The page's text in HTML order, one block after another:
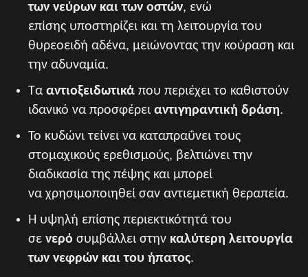
των νεύρων και των οστών, ενώ
επίσης υποστηρίζει και τη λειτουργία του
θυρεοειδή αδένα, μειώνοντας την κούραση και
την αδυναμία.
Τα αντιοξειδωτικά που περιέχει το καθιστούν
ιδανικό να προσφέρει αντιγηραντική δράση.
Το κυδώνι τείνει να καταπραΰνει τους
στομαχικούς ερεθισμούς, βελτιώνει την
διαδικασία της πέψης και μπορεί
να χρησιμοποιηθεί σαν αντιεμετική θεραπεία.
Η υψηλή επίσης περιεκτικότητά του
σε νερό συμβάλλει στην καλύτερη λειτουργία
των νεφρών και του ήπατος.